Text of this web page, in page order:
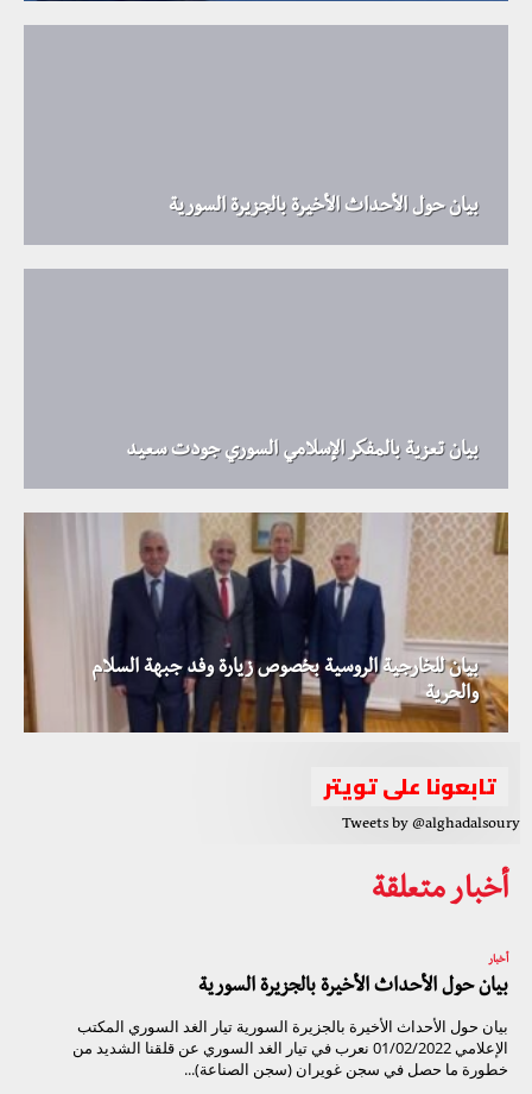
بيان حول الأحداث الأخيرة بالجزيرة السورية
بيان تعزية بالمفكر الإسلامي السوري جودت سعيد
بيان للخارجية الروسية بخصوص زيارة وفد جبهة السلام
والحرية
تابعونا على تويتر
Tweets by @alghadalsoury
أخبار متعلقة
أخبار
بيان حول الأحداث الأخيرة بالجزيرة السورية
بيان حول الأحداث الأخيرة بالجزيرة السورية تيار الغد السوري المكتب
الإعلامي 01/02/2022 نعرب في تيار الغد السوري عن قلقنا الشديد من
خطورة ما حصل في سجن غويران (سجن الصناعة)...